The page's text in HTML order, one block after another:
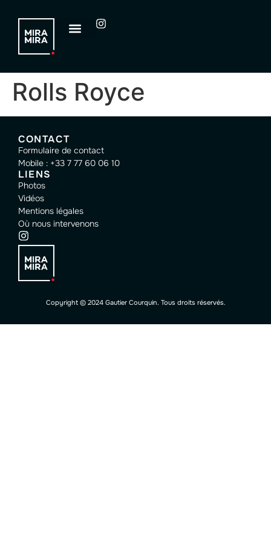
Rolls Royce
CONTACT
Formulaire de contact
Mobile : +33 7 77 60 06 10
LIENS
Photos
Vidéos
Mentions légales
Où nous intervenons
Copyright © 2024 Gautier Courquin. Tous droits réservés.